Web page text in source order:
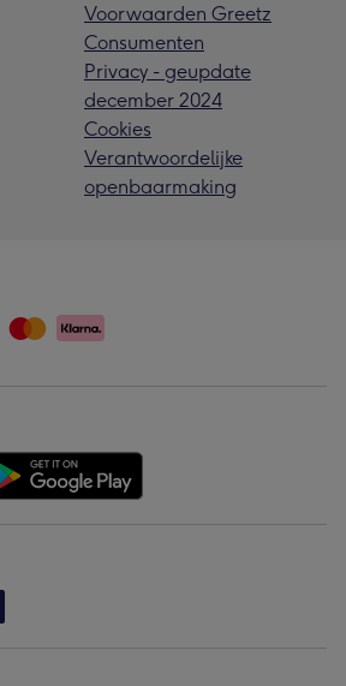
Voorwaarden Greetz
Consumenten
Privacy - geupdate
december 2024
Cookies
Verantwoordelijke
openbaarmaking